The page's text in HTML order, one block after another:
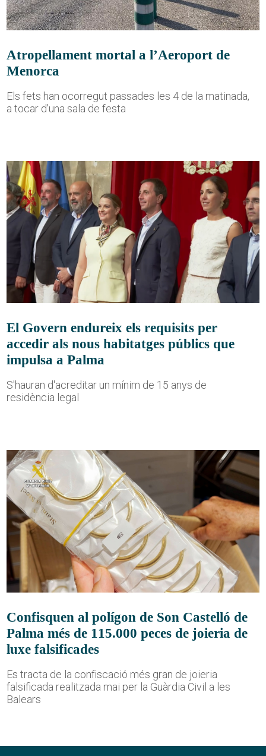
Atropellament mortal a l’Aeroport de
Menorca
Els fets han ocorregut passades les 4 de la matinada,
a tocar d'una sala de festa
El Govern endureix els requisits per
accedir als nous habitatges públics que
impulsa a Palma
S'hauran d'acreditar un mínim de 15 anys de
residència legal
Confisquen al polígon de Son Castelló de
Palma més de 115.000 peces de joieria de
luxe falsificades
Es tracta de la confiscació més gran de joieria
falsificada realitzada mai per la Guàrdia Civil a les
Balears